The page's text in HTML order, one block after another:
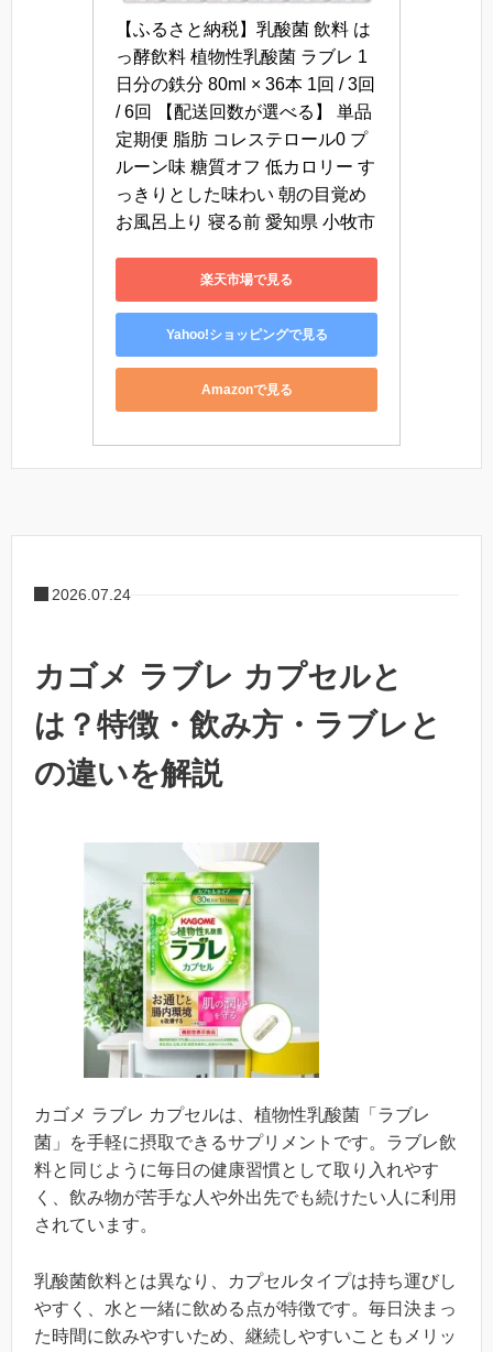
【ふるさと納税】乳酸菌 飲料 は
っ酵飲料 植物性乳酸菌 ラブレ 1
日分の鉄分 80ml × 36本 1回 / 3回
/ 6回 【配送回数が選べる】 単品
定期便 脂肪 コレステロール0 プ
ルーン味 糖質オフ 低カロリー す
っきりとした味わい 朝の目覚め
お風呂上り 寝る前 愛知県 小牧市
楽天市場で見る
Yahoo!ショッピングで見る
Amazonで見る
2026.07.24
カゴメ ラブレ カプセルと
は？特徴・飲み方・ラブレと
の違いを解説
カゴメ ラブレ カプセルは、植物性乳酸菌「ラブレ
菌」を手軽に摂取できるサプリメントです。ラブレ飲
料と同じように毎日の健康習慣として取り入れやす
く、飲み物が苦手な人や外出先でも続けたい人に利用
されています。
乳酸菌飲料とは異なり、カプセルタイプは持ち運びし
やすく、水と一緒に飲める点が特徴です。毎日決まっ
た時間に飲みやすいため、継続しやすいこともメリッ